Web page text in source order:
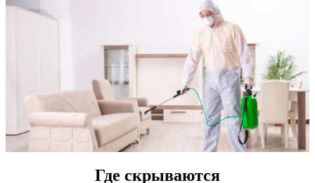
Где скрываются